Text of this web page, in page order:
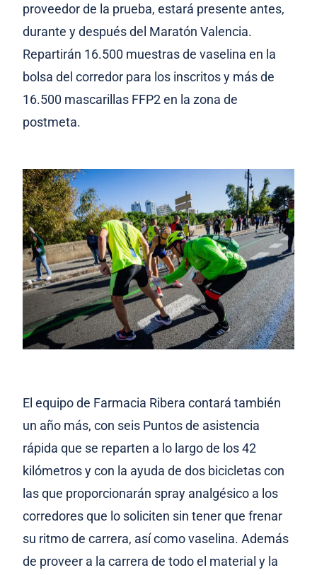
proveedor de la prueba, estará presente antes,
durante y después del Maratón Valencia.
Repartirán 16.500 muestras de vaselina en la
bolsa del corredor para los inscritos y más de
16.500 mascarillas FFP2 en la zona de
postmeta.
El equipo de Farmacia Ribera contará también
un año más, con seis Puntos de asistencia
rápida que se reparten a lo largo de los 42
kilómetros y con la ayuda de dos bicicletas con
las que proporcionarán spray analgésico a los
corredores que lo soliciten sin tener que frenar
su ritmo de carrera, así como vaselina. Además
de proveer a la carrera de todo el material y la